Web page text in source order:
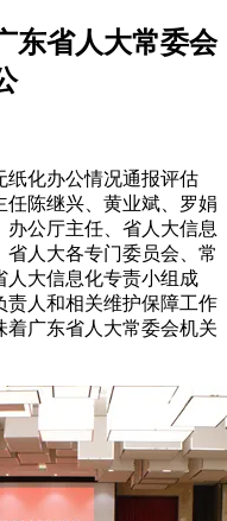
东省人大常委会
纸化办公情况通报评估
陈继兴、黄业斌、罗娟
公厅主任、省人大信息
人大各专门委员会、常
人大信息化专责小组成
责人和相关维护保障工作
着广东省人大常委会机关